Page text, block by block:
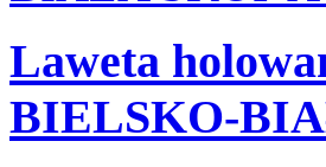
Laweta
BIELSKO-